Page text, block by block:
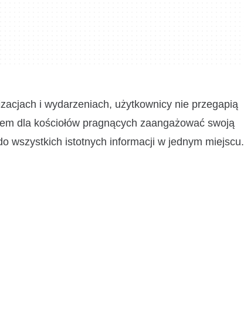
i wydarzeniach, użytkownicy nie przegapią
dla kościołów pragnących zaangażować swoją
wszystkich istotnych informacji w jednym miejscu.